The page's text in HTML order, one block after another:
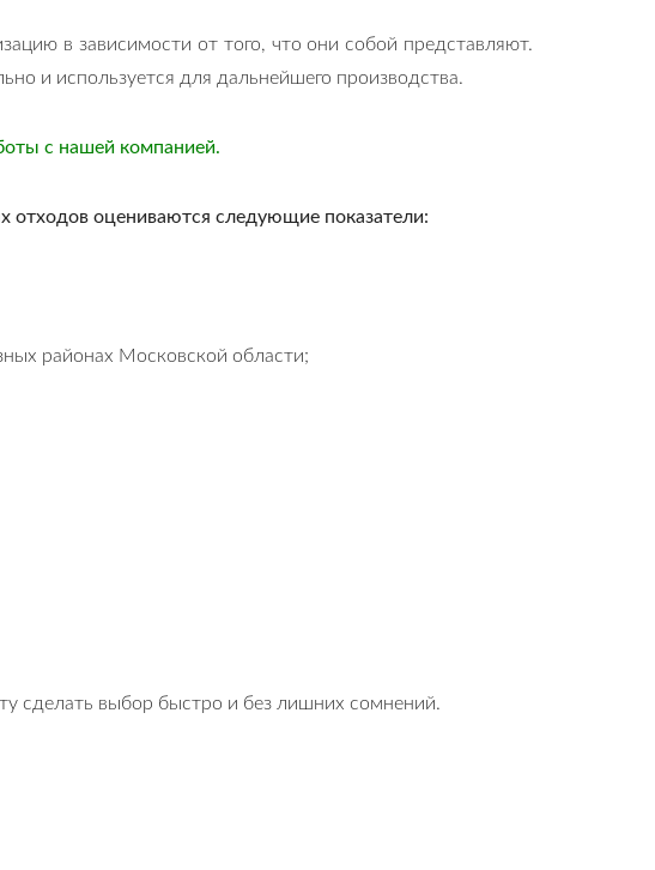
в зависимости от того, что они собой представляют.
и используется для дальнейшего производства.
с нашей компанией.
отходов оцениваются следующие показатели:
районах Московской области;
сделать выбор быстро и без лишних сомнений.